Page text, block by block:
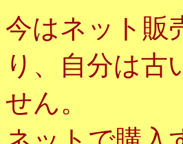
今はネット販
り、自分は古
せん。